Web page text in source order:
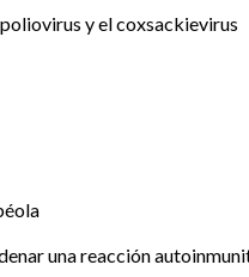
y el coxsackievirus
una reacción